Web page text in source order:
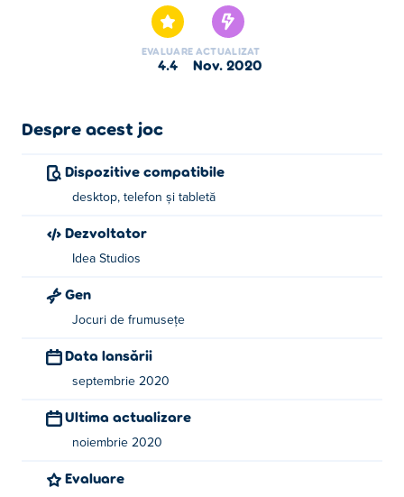
EVALUARE
4.4
ACTUALIZAT
nov. 2020
Despre acest joc
Dispozitive compatibile
desktop, telefon și tabletă
Dezvoltator
Idea Studios
Gen
Jocuri de frumusețe
Data lansării
septembrie 2020
Ultima actualizare
noiembrie 2020
Evaluare